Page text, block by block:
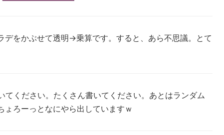
をかぶせて透明→乗算です。すると、あら不思議。とて
ください。たくさん書いてください。あとはランダム
ろーっとなにやら出していますｗ